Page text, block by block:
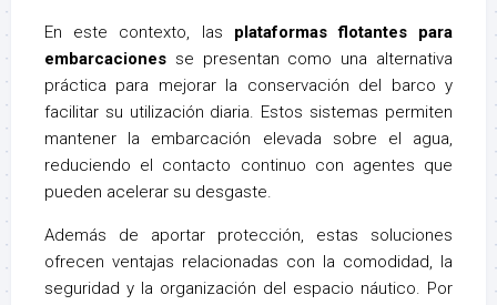
En este contexto, las plataformas flotantes para
embarcaciones se presentan como una alternativa
práctica para mejorar la conservación del barco y
facilitar su utilización diaria. Estos sistemas permiten
mantener la embarcación elevada sobre el agua,
reduciendo el contacto continuo con agentes que
pueden acelerar su desgaste.
Además de aportar protección, estas soluciones
ofrecen ventajas relacionadas con la comodidad, la
seguridad y la organización del espacio náutico. Por